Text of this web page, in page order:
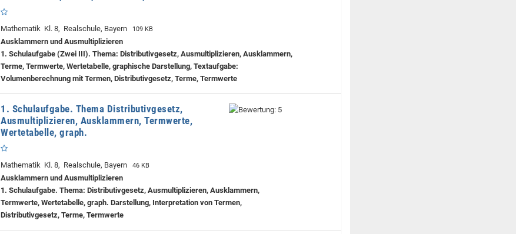
Mathematik Kl. 8, Realschule, Bayern 109 KB
Ausklammern und Ausmultiplizieren
1. Schulaufgabe (Zwei III). Thema: Distributivgesetz, Ausmultiplizieren, Ausklammern,
Terme, Termwerte, Wertetabelle, graphische Darstellung, Textaufgabe:
Volumenberechnung mit Termen, Distributivgesetz, Terme, Termwerte
1. Schulaufgabe. Thema Distributivgesetz,
Ausmultiplizieren, Ausklammern, Termwerte,
Wertetabelle, graph.
Mathematik Kl. 8, Realschule, Bayern 46 KB
Ausklammern und Ausmultiplizieren
1. Schulaufgabe. Thema: Distributivgesetz, Ausmultiplizieren, Ausklammern,
Termwerte, Wertetabelle, graph. Darstellung, Interpretation von Termen,
Distributivgesetz, Terme, Termwerte